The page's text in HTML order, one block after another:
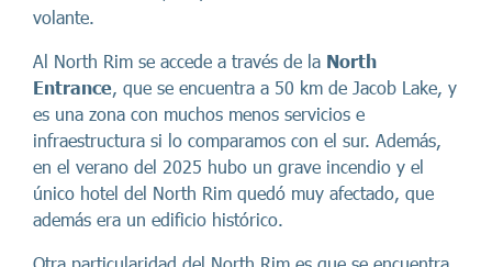
volante.
Al North Rim se accede a través de la North
Entrance, que se encuentra a 50 km de Jacob Lake, y
es una zona con muchos menos servicios e
infraestructura si lo comparamos con el sur. Además,
en el verano del 2025 hubo un grave incendio y el
único hotel del North Rim quedó muy afectado, que
además era un edificio histórico.